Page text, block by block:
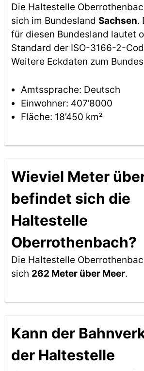
Die Haltestelle
sich im Bundesland Sachsen.
für diesen Bundesland lautet
Standard der ISO-3166-2-
Weitere Eckdaten zum
Amtssprache: Deutsch
Einwohner: 407’8000
Fläche: 18’450 km²
Wieviel Meter
befindet sich die
Haltestelle
Oberrothenbach?
Die Haltestelle
sich 262 Meter über Meer.
Kann der
der Haltestelle